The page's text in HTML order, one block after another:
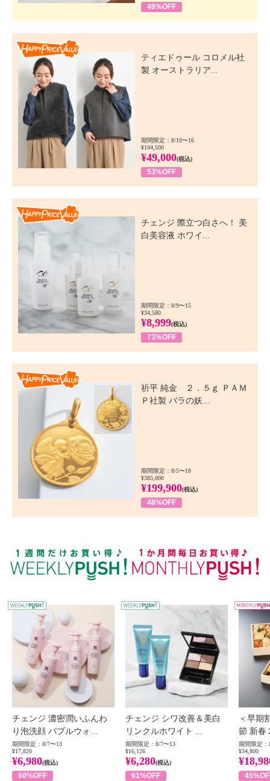
49%OFF
ティエドゥール コロメル社
製 オーストラリア...
期間限定：8/10〜16
¥104,500
¥49,000(税込)
53%OFF
チェンジ 際立つ白さへ！ 美
白美容液 ホワイ...
期間限定：8/9〜15
¥34,580
¥8,999(税込)
73%OFF
祈平 純金 ２．５ｇ ＰＡＭ
Ｐ社製 バラの妖...
期間限定：8/5〜18
¥385,000
¥199,900(税込)
48%OFF
WEEKLY PUSH
チェンジ 濃密潤いふんわ
り泡洗顔 バブルウォ...
期間限定：8/7〜13
¥17,820
¥6,980(税込)
60%OFF
チェンジ シワ改善＆美白
リンクルホワイト ...
期間限定：8/7〜13
¥16,126
¥6,280(税込)
61%OFF
＜早期
節 新春
期間限定：
¥34,800